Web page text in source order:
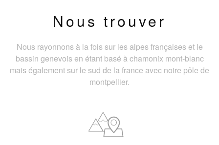
Nous trouver
Nous rayonnons à la fois sur les alpes françaises et le
bassin genevois en étant basé à chamonix mont-blanc
mais également sur le sud de la france avec notre pôle de
montpellier.